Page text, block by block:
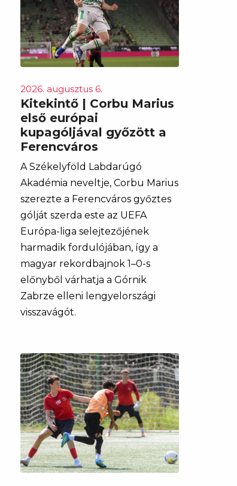
2026. augusztus 6.
Kitekintő | Corbu Marius
első európai
kupagóljával győzött a
Ferencváros
A Székelyföld Labdarúgó
Akadémia neveltje, Corbu Marius
szerezte a Ferencváros győztes
gólját szerda este az UEFA
Európa-liga selejtezőjének
harmadik fordulójában, így a
magyar rekordbajnok 1–0-s
előnyből várhatja a Górnik
Zabrze elleni lengyelországi
visszavágót.